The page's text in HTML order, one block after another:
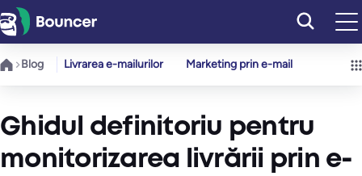
Sari
la
conținut
Blog Livrarea e-mailurilor Marketing prin e-mail
Ghidul definitoriu pentru
monitorizarea livrării prin e-